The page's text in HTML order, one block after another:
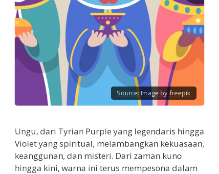
Source:Image by freepik
Ungu, dari Tyrian Purple yang legendaris hingga
Violet yang spiritual, melambangkan kekuasaan,
keanggunan, dan misteri. Dari zaman kuno
hingga kini, warna ini terus mempesona dalam